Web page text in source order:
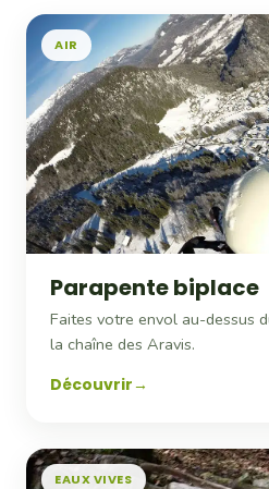
AIR
Parapente biplace
Faites votre envol au-dessus
la chaîne des Aravis.
Découvrir
EAUX VIVES